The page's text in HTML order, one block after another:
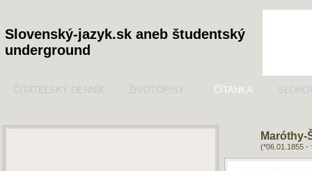
Slovenský-jazyk.sk aneb študentský
underground
ČITATEĽSKÝ DENNÍK ŽIVOTOPISY ČÍTANKA
Maróthy-
(*06.01.1855 -